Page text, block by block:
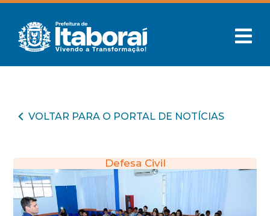
VOLTAR PARA O PORTAL DE NOTÍCIAS
Defesa Civil